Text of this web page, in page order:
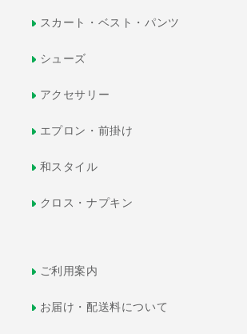
スカート・ベスト・パンツ
シューズ
アクセサリー
エプロン・前掛け
和スタイル
クロス・ナプキン
ご利用案内
お届け・配送料について